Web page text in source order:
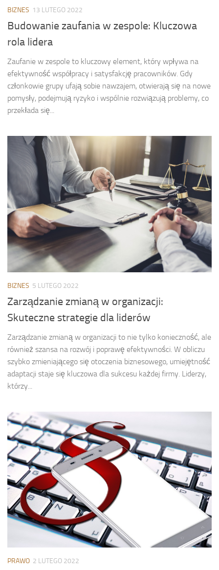
BIZNES 13 LUTEGO 2022
Budowanie zaufania w zespole: Kluczowa
rola lidera
Zaufanie w zespole to kluczowy element, który wpływa na
efektywność współpracy i satysfakcję pracowników. Gdy
członkowie grupy ufają sobie nawzajem, otwierają się na nowe
pomysły, podejmują ryzyko i wspólnie rozwiązują problemy, co
przekłada się...
BIZNES 5 LUTEGO 2022
Zarządzanie zmianą w organizacji:
Skuteczne strategie dla liderów
Zarządzanie zmianą w organizacji to nie tylko konieczność, ale
również szansa na rozwój i poprawę efektywności. W obliczu
szybko zmieniającego się otoczenia biznesowego, umiejętność
adaptacji staje się kluczowa dla sukcesu każdej firmy. Liderzy,
którzy...
PRAWO 2 LUTEGO 2022